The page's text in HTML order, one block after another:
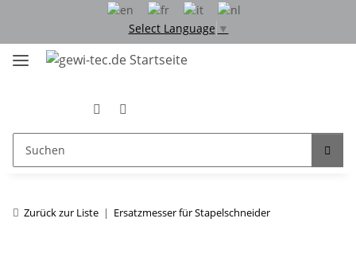
Select Language ▼
Zurück zur Liste Ersatzmesser für Stapelschneider